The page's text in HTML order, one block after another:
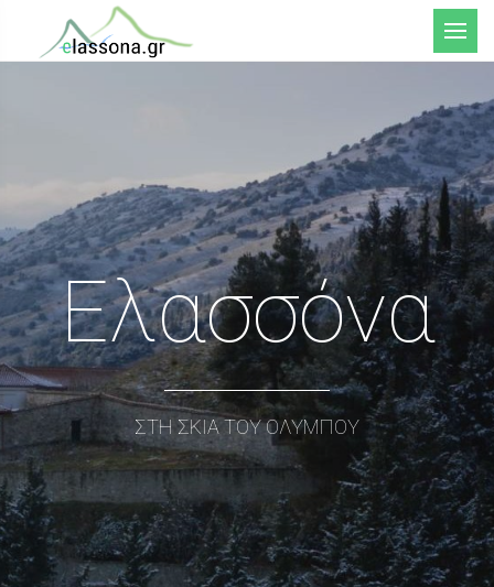
Μενού
Ελασσόνα
ΣΤΗ ΣΚΙΑ ΤΟΥ ΟΛΥΜΠΟΥ